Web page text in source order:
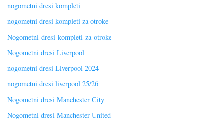
nogometni dresi kompleti
nogometni dresi kompleti za otroke
Nogometni dresi kompleti za otroke
Nogometni dresi Liverpool
nogometni dresi Liverpool 2024
nogometni dresi liverpool 25/26
Nogometni dresi Manchester City
Nogometni dresi Manchester United